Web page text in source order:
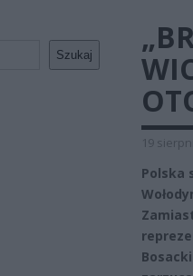
Szukaj
19
Polska